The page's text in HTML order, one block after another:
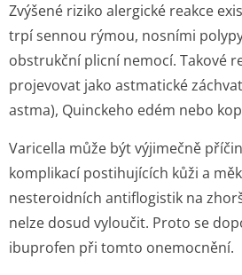
Zvýšené riziko alergické reakce
trpí sennou rýmou, nosními
obstrukční plicní nemocí. Takové
projevovat jako astmatické
astma), Quinckeho edém nebo
Varicella může být výjimečně
komplikací postihujících kůži a
nesteroidních antiflogistik na
nelze dosud vyloučit. Proto se
ibuprofen při tomto onemocnění.